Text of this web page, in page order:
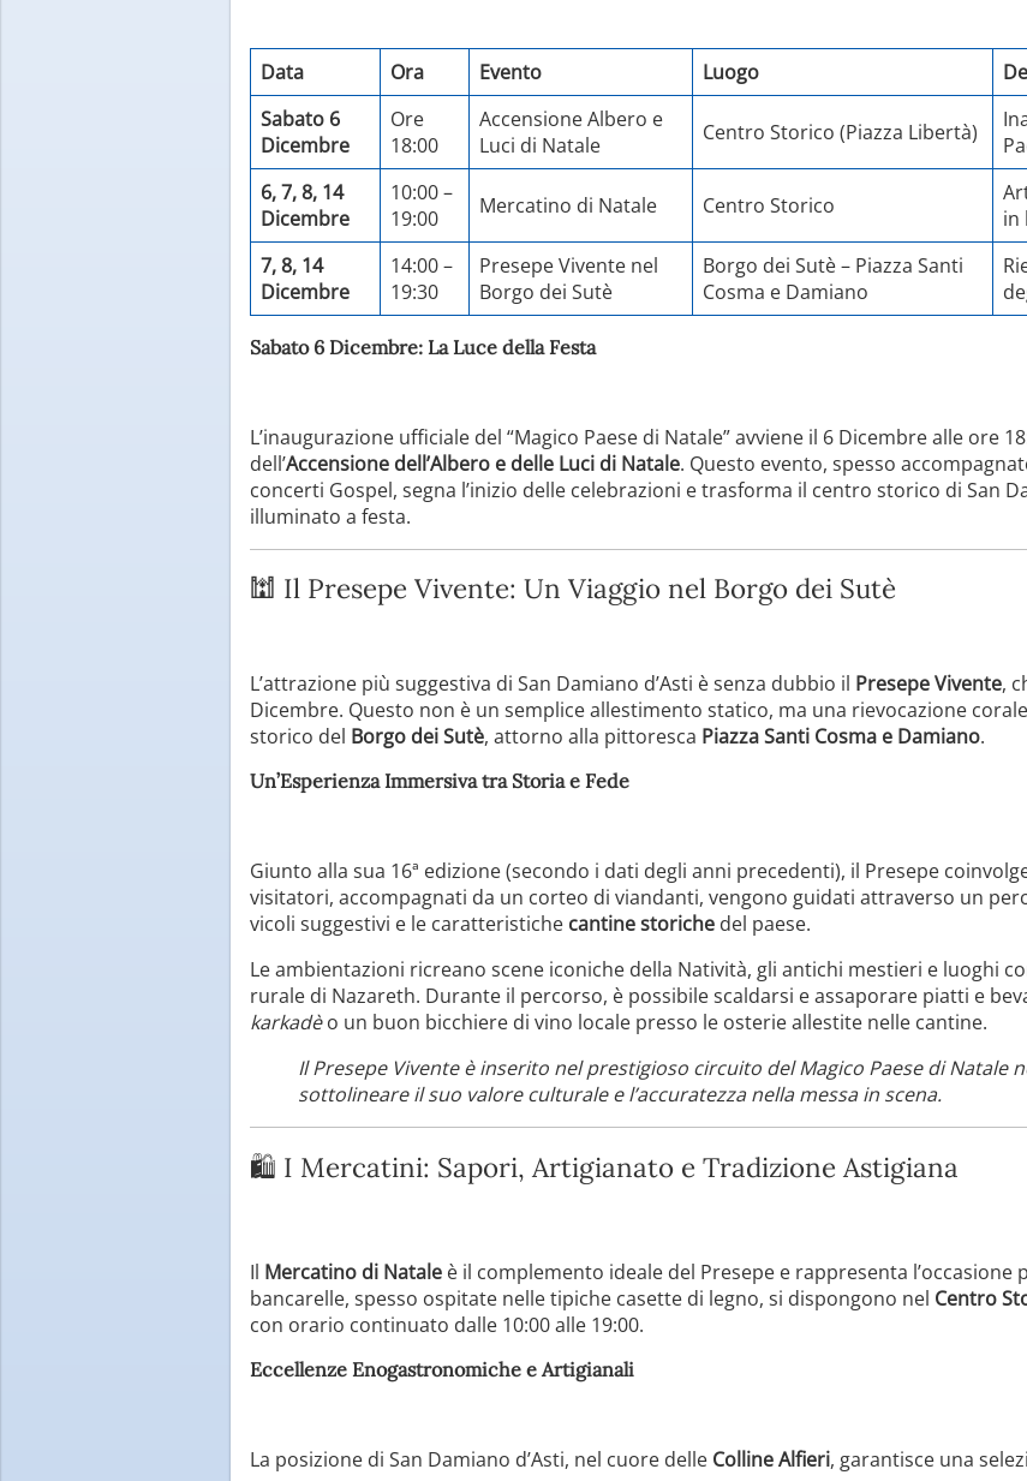
Data Ora Evento Luogo
Sabato 6
Dicembre
Ore
18:00
Accensione Albero e
Luci di Natale
Centro Storico (Piazza Libertà)
6, 7, 8, 14
Dicembre
10:00 –
19:00
Mercatino di Natale Centro Storico
in
7, 8, 14
Dicembre
14:00 –
19:30
Presepe Vivente nel
Borgo dei Sutè
Borgo dei Sutè – Piazza Santi
Cosma e Damiano
Sabato 6 Dicembre: La Luce della Festa
L’inaugurazione ufficiale del “Magico Paese di Natale” avviene il 6 Dicembre alle ore
dell’Accensione dell’Albero e delle Luci di Natale. Questo evento, spesso
concerti Gospel, segna l’inizio delle celebrazioni e trasforma il centro storico di San
illuminato a festa.
🕍 Il Presepe Vivente: Un Viaggio nel Borgo dei Sutè
L’attrazione più suggestiva di San Damiano d’Asti è senza dubbio il Presepe Vivente,
Dicembre. Questo non è un semplice allestimento statico, ma una rievocazione
storico del Borgo dei Sutè, attorno alla pittoresca Piazza Santi Cosma e Damiano.
Un’Esperienza Immersiva tra Storia e Fede
Giunto alla sua 16ª edizione (secondo i dati degli anni precedenti), il Presepe
visitatori, accompagnati da un corteo di viandanti, vengono guidati attraverso un
vicoli suggestivi e le caratteristiche cantine storiche del paese.
Le ambientazioni ricreano scene iconiche della Natività, gli antichi mestieri e luoghi
rurale di Nazareth. Durante il percorso, è possibile scaldarsi e assaporare piatti e
karkadèo un buon bicchiere di vino locale presso le osterie allestite nelle cantine.
Il Presepe Vivente è inserito nel prestigioso circuito del Magico Paese di Natale
sottolineare il suo valore culturale e l’accuratezza nella messa in scena.
🛍️ I Mercatini: Sapori, Artigianato e Tradizione Astigiana
Il Mercatino di Natale è il complemento ideale del Presepe e rappresenta l’occasione
bancarelle, spesso ospitate nelle tipiche casette di legno, si dispongono nel Centro
con orario continuato dalle 10:00 alle 19:00.
Eccellenze Enogastronomiche e Artigianali
La posizione di San Damiano d’Asti, nel cuore delle Colline Alfieri, garantisce una